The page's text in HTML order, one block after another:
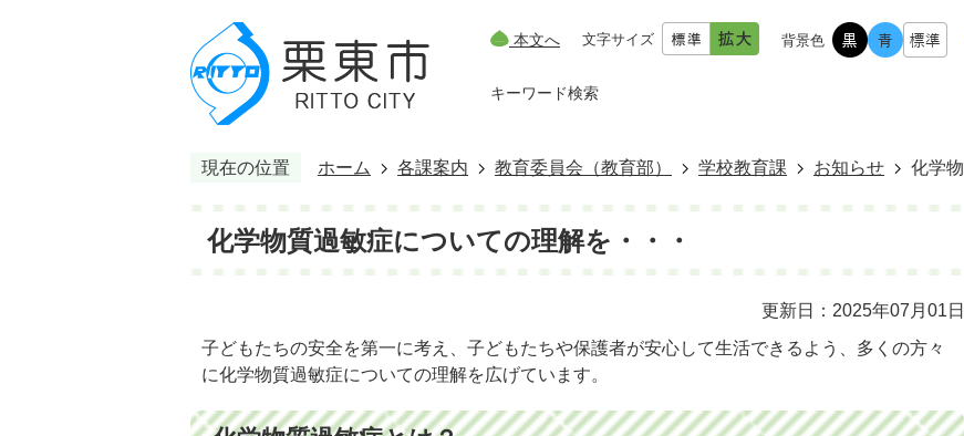
本文へ 文字サイズ 背景色
キーワード検索
現在の位置 ホーム 各課案内 教育委員会（教育部） 学校教育課 お知らせ 化学
化学物質過敏症についての理解を・・・
更新日：2025年07月01日
子どもたちの安全を第一に考え、子どもたちや保護者が安心して生活できるよう、多くの方々
に化学物質過敏症についての理解を広げています。